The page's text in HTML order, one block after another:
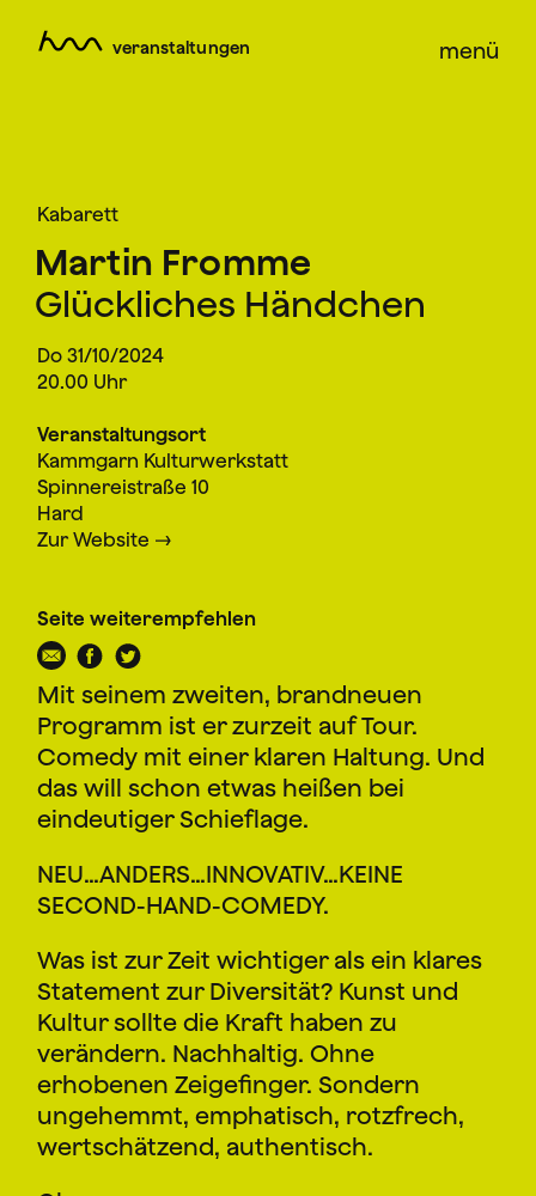
veranstaltungen menü
Kabarett
Martin Fromme
Glückliches Händchen
Do 31/10/2024
20.00 Uhr
Veranstaltungsort
Kammgarn Kulturwerkstatt
Spinnereistraße 10
Hard
Zur Website
Seite weiterempfehlen
Mit seinem zweiten, brandneuen
Programm ist er zurzeit auf Tour.
Comedy mit einer klaren Haltung. Und
das will schon etwas heißen bei
eindeutiger Schieflage.
NEU…ANDERS…INNOVATIV…KEINE
SECOND-HAND-COMEDY.
Was ist zur Zeit wichtiger als ein klares
Statement zur Diversität? Kunst und
Kultur sollte die Kraft haben zu
verändern. Nachhaltig. Ohne
erhobenen Zeigefinger. Sondern
ungehemmt, emphatisch, rotzfrech,
wertschätzend, authentisch.